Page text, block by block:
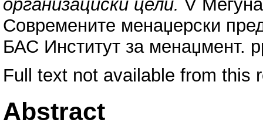
организациски цели. V
Современите менаџерски
БАС Институт за менаџмент.
Full text not available from this
Abstract